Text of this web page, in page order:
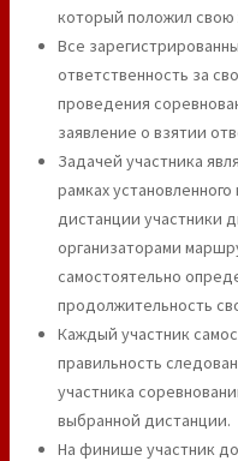
который положил свою
Все
ответственность за
проведения
заявление о взятии
Задачей участника
рамках
дистанции участники
организаторами
самостоятельно
продолжительность
Каждый участник
правильность
участника
выбранной дистанции.
На финише участник